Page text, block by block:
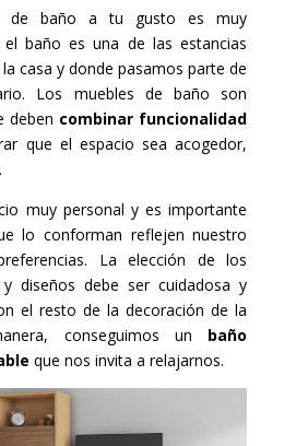
de baño a tu gusto es muy
baño es una de las estancias
casa y donde pasamos parte de
Los muebles de baño son
deben combinar funcionalidad
que el espacio sea acogedor,
muy personal y es importante
lo conforman reflejen nuestro
La elección de los
diseños debe ser cuidadosa y
el resto de la decoración de la
conseguimos un baño
que nos invita a relajarnos.